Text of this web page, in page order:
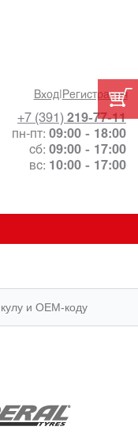
Вход| Регистрация
+7 (391) 219-77-11
пн-пт: 09:00 - 18:00
сб: 09:00 - 17:00
вс: 10:00 - 17:00